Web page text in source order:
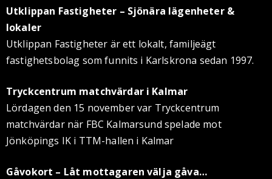
Utklippan Fastigheter – Sjönära lägenheter &
lokaler
Utklippan Fastigheter är ett lokalt, familjeägt
fastighetsbolag som funnits i Karlskrona sedan 1997.
Tryckcentrum matchvärdar i Kalmar
Lördagen den 15 november var Tryckcentrum
matchvärdar när FBC Kalmarsund spelade mot
Jönköpings IK i TTM-hallen i Kalmar
Gåvokort – Låt mottagaren välja gåva…